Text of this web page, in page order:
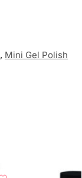
, Mini Gel Polish